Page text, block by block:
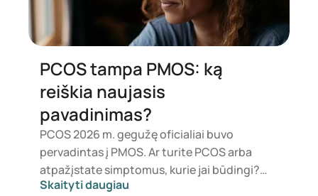
PCOS tampa PMOS: ką
reiškia naujasis
pavadinimas?
PCOS 2026 m. gegužę oficialiai buvo
pervadintas į PMOS. Ar turite PCOS arba
atpažįstate simptomus, kurie jai būdingi?
Mediciniškai niekas iš karto nesikeičia.
Skaityti daugiau